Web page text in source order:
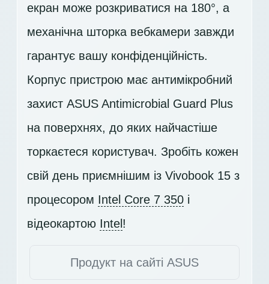
екран може розкриватися на 180°, а
механічна шторка вебкамери завжди
гарантує вашу конфіденційність.
Корпус пристрою має антимікробний
захист ASUS Antimicrobial Guard Plus
на поверхнях, до яких найчастіше
торкаєтеся користувач. Зробіть кожен
свій день приємнішим із Vivobook 15 з
процесором Intel Core 7 350 і
відеокартою Intel !
Продукт на сайті ASUS